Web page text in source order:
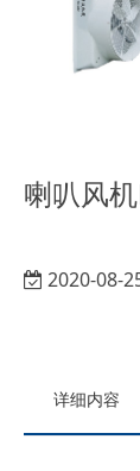
喇叭风
2020-08-
详细内容